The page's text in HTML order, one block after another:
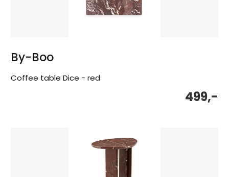
By-Boo
Coffee table Dice - red
499,-